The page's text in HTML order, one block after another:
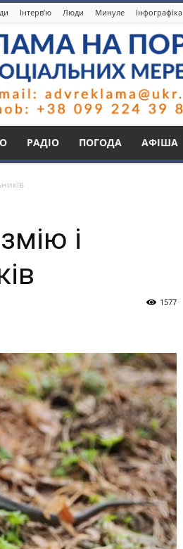
Інтерв’ю Люди Минуле Інфографіка
РАДІО ПОГОДА АФІША
і
1577